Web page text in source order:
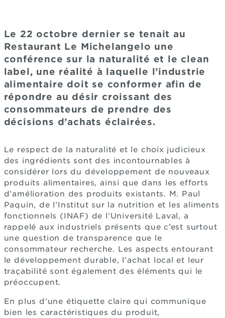
Le 22 octobre dernier se tenait au
Restaurant Le Michelangelo une
conférence sur la naturalité et le clean
label, une réalité à laquelle l’industrie
alimentaire doit se conformer afin de
répondre au désir croissant des
consommateurs de prendre des
décisions d’achats éclairées.
Le respect de la naturalité et le choix judicieux
des ingrédients sont des incontournables à
considérer lors du développement de nouveaux
produits alimentaires, ainsi que dans les efforts
d’amélioration des produits existants. M. Paul
Paquin, de l’Institut sur la nutrition et les aliments
fonctionnels (INAF) de l’Université Laval, a
rappelé aux industriels présents que c’est surtout
une question de transparence que le
consommateur recherche. Les aspects entourant
le développement durable, l’achat local et leur
traçabilité sont également des éléments qui le
préoccupent.
En plus d’une étiquette claire qui communique
bien les caractéristiques du produit,